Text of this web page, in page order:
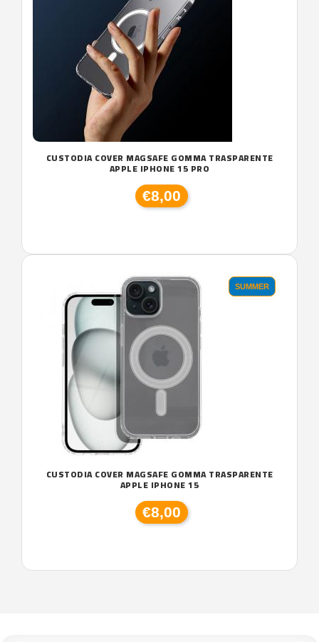
CUSTODIA COVER MAGSAFE GOMMA TRASPARENTE
APPLE IPHONE 15 PRO
€8,00
SUMMER
CUSTODIA COVER MAGSAFE GOMMA TRASPARENTE
APPLE IPHONE 15
€8,00